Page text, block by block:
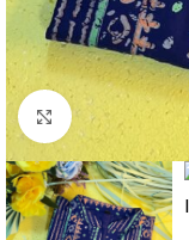
Click to enlarge